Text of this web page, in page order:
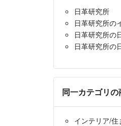
日革研究所
日革研究所の
日革研究所の
日革研究所の
同一カテゴリの
インテリア/住